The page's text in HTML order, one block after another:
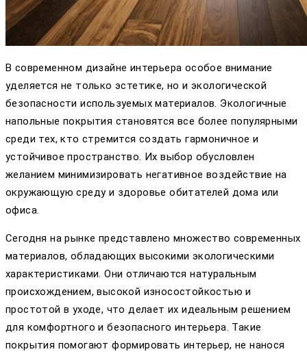
В современном дизайне интерьера особое внимание
уделяется не только эстетике, но и экологической
безопасности используемых материалов. Экологичные
напольные покрытия становятся все более популярными
среди тех, кто стремится создать гармоничное и
устойчивое пространство. Их выбор обусловлен
желанием минимизировать негативное воздействие на
окружающую среду и здоровье обитателей дома или
офиса.
Сегодня на рынке представлено множество современных
материалов, обладающих высокими экологическими
характеристиками. Они отличаются натуральным
происхождением, высокой износостойкостью и
простотой в уходе, что делает их идеальным решением
для комфортного и безопасного интерьера. Такие
покрытия помогают формировать интерьер, не нанося